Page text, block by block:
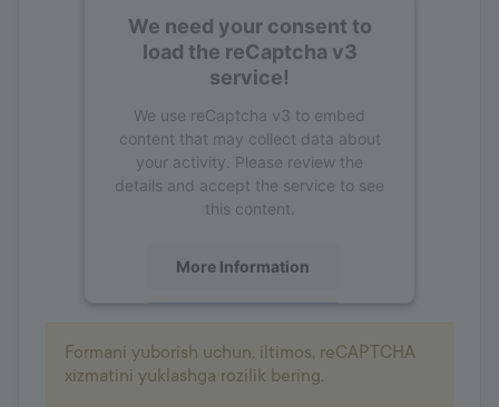
We need your consent to
load the reCaptcha v3
service!
We use reCaptcha v3 to embed
content that may collect data about
your activity. Please review the
details and accept the service to see
this content.
More Information
powered byUsercentrics Consent
Management Platform
Formani yuborish uchun, iltimos, reCAPTCHA
xizmatini yuklashga rozilik bering.